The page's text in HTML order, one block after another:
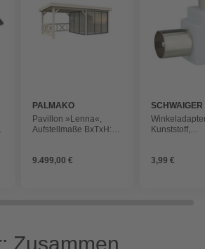
PALMAKO
Pavillon »Lenna«,
Aufstellmaße BxTxH:
9.499,00 €
SCHWAIGER
Kunststoff,
3,99 €
Zusammen